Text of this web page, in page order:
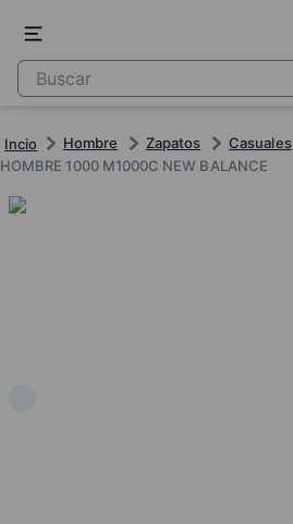
Hombre Zapatos Casuales
HOMBRE 1000 M1000C NEW BALANCE